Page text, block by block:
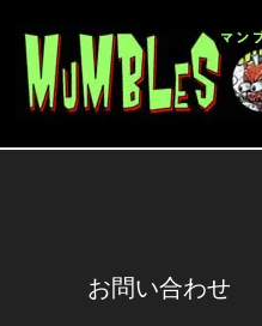
お問い合わせ